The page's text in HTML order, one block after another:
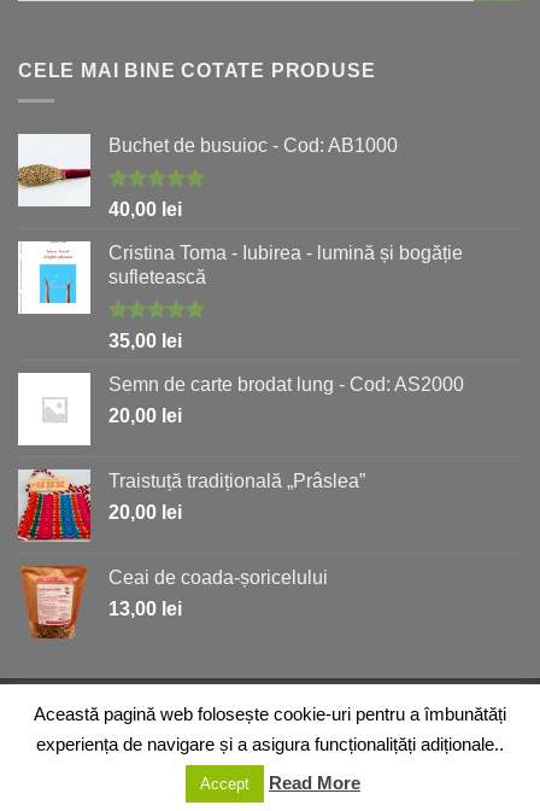
CELE MAI BINE COTATE PRODUSE
Buchet de busuioc - Cod: AB1000
Evaluat la
5.00
din 5
40,00 lei
Cristina Toma - Iubirea - lumină și bogăție
sufletească
Evaluat la
5.00
din 5
35,00 lei
Semn de carte brodat lung - Cod: AS2000
20,00 lei
Traistuță tradițională „Prâslea”
20,00 lei
Ceai de coada-șoricelului
13,00 lei
DESPRE NOI MAGAZIN ARTICOLE
REȚETE
ÎNTREBĂRI FRECVENTE
DORINȚE CONTACT
Copyright 2026 ©Fundaţiei Împreună pentru Solidaritate
Socială
Această pagină web folosește cookie-uri pentru a îmbunătăți
experiența de navigare și a asigura funcționalițăți adiționale..
Accept Read More